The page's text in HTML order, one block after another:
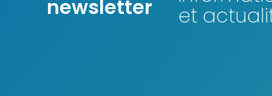
newsletter et